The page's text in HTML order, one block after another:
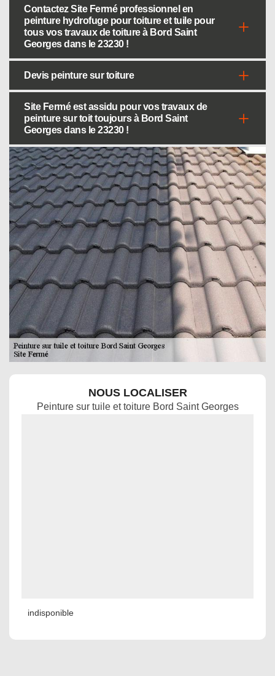
Contactez Site Fermé professionnel en
peinture hydrofuge pour toiture et tuile pour
tous vos travaux de toiture à Bord Saint
Georges dans le 23230 !
Devis peinture sur toiture
Site Fermé est assidu pour vos travaux de
peinture sur toit toujours à Bord Saint
Georges dans le 23230 !
NOUS LOCALISER
Peinture sur tuile et toiture Bord Saint Georges
indisponible